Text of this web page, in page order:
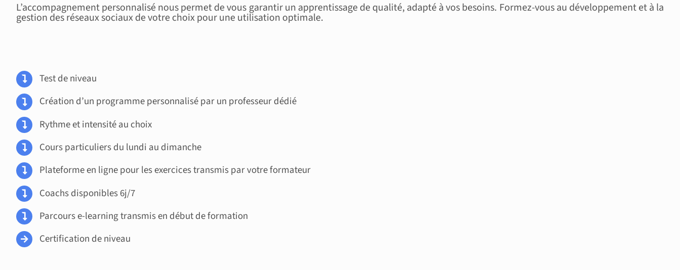
L’accompagnement personnalisé nous permet de vous garantir un apprentissage de qualité, adapté à vos besoins. Formez-vous au développement et à la
gestion des réseaux sociaux de votre choix pour une utilisation optimale.
Test de niveau
Création d’un programme personnalisé par un professeur dédié
Rythme et intensité au choix
Cours particuliers du lundi au dimanche
Plateforme en ligne pour les exercices transmis par votre formateur
Coachs disponibles 6j/7
Parcours e-learning transmis en début de formation
Certification de niveau